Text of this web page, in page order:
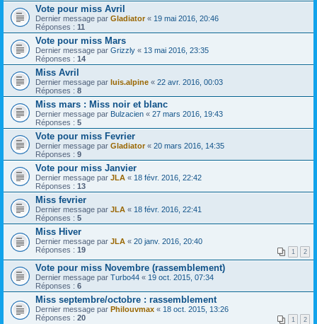
Vote pour miss Avril
Dernier message par Gladiator« 19 mai 2016, 20:46
Réponses : 11
Vote pour miss Mars
Dernier message par Grizzly « 13 mai 2016, 23:35
Réponses : 14
Miss Avril
Dernier message par luis.alpine « 22 avr. 2016, 00:03
Réponses : 8
Miss mars : Miss noir et blanc
Dernier message par Bulzacien « 27 mars 2016, 19:43
Réponses : 5
Vote pour miss Fevrier
Dernier message par Gladiator« 20 mars 2016, 14:35
Réponses : 9
Vote pour miss Janvier
Dernier message par JLA « 18 févr. 2016, 22:42
Réponses : 13
Miss fevrier
Dernier message par JLA « 18 févr. 2016, 22:41
Réponses : 5
Miss Hiver
Dernier message par JLA « 20 janv. 2016, 20:40
Réponses : 19 1 2
Vote pour miss Novembre (rassemblement)
Dernier message par Turbo44 « 19 oct. 2015, 07:34
Réponses : 6
Miss septembre/octobre : rassemblement
Dernier message par Philouvmax « 18 oct. 2015, 13:26
Réponses : 20 1 2